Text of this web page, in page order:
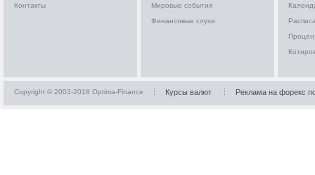
Контакты
Мировые события
Финансовые слухи
Copyright © 2003-2018 Optima-Finance Курсы валют Реклама на форекс